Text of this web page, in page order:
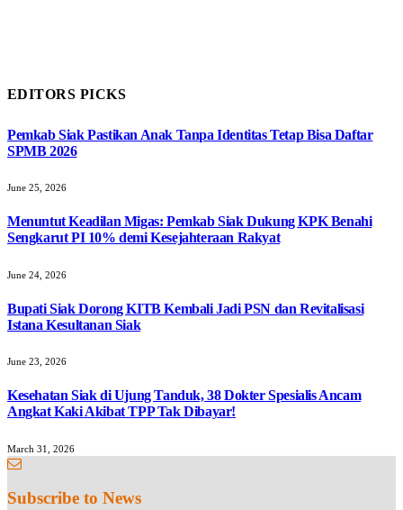
EDITORS PICKS
Pemkab Siak Pastikan Anak Tanpa Identitas Tetap Bisa Daftar
SPMB 2026
June 25, 2026
Menuntut Keadilan Migas: Pemkab Siak Dukung KPK Benahi
Sengkarut PI 10% demi Kesejahteraan Rakyat
June 24, 2026
Bupati Siak Dorong KITB Kembali Jadi PSN dan Revitalisasi
Istana Kesultanan Siak
June 23, 2026
Kesehatan Siak di Ujung Tanduk, 38 Dokter Spesialis Ancam
Angkat Kaki Akibat TPP Tak Dibayar!
March 31, 2026
Subscribe to News